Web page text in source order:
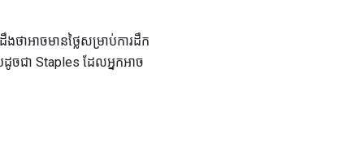
ថាអាចមានថ្លៃសម្រាប់ការដឹក
ចជា Staples ដែលអ្នកអាច